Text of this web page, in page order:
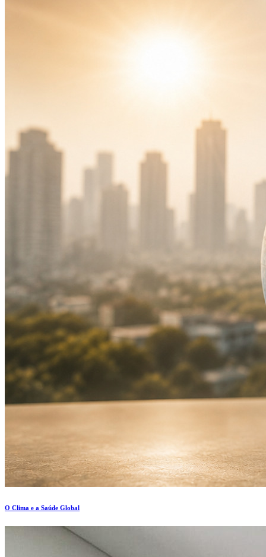
O Clima e a Saúde Global